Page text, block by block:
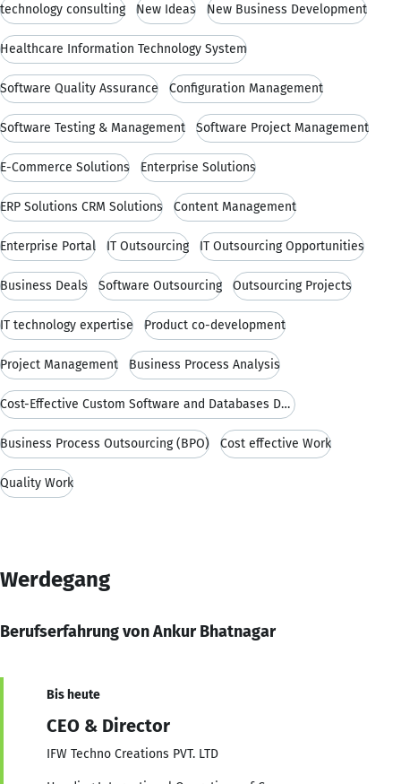
technology consulting New Ideas New Business Development
Healthcare Information Technology System
Software Quality Assurance Configuration Management
Software Testing & Management Software Project Management
E-Commerce Solutions Enterprise Solutions
ERP Solutions CRM Solutions Content Management
Enterprise Portal IT Outsourcing IT Outsourcing Opportunities
Business Deals Software Outsourcing Outsourcing Projects
IT technology expertise Product co-development
Project Management Business Process Analysis
Cost-Effective Custom Software and Databases Devel
Business Process Outsourcing (BPO) Cost effective Work
Quality Work
Werdegang
Berufserfahrung von Ankur Bhatnagar
Bis heute
CEO & Director
IFW Techno Creations PVT. LTD